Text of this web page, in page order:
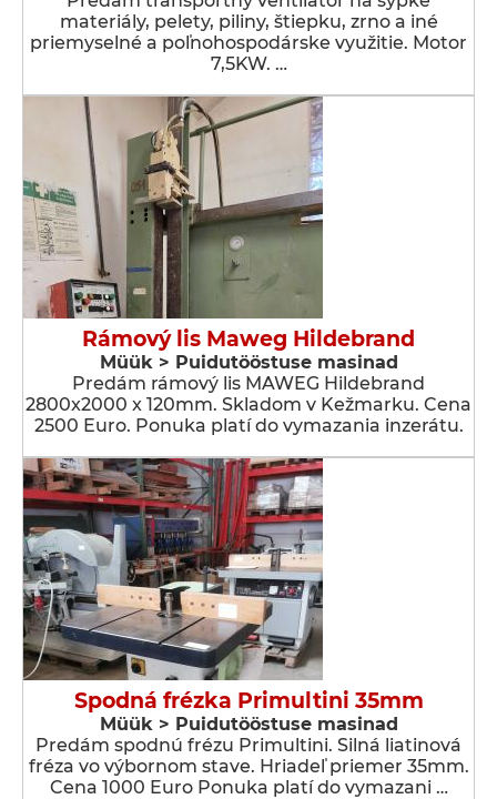
materiály, pelety, piliny, štiepku, zrno a iné
priemyselné a poľnohospodárske využitie. Motor
7,5KW. …
Rámový lis Maweg Hildebrand
Müük > Puidutööstuse masinad
Predám rámový lis MAWEG Hildebrand
2800x2000 x 120mm. Skladom v Kežmarku. Cena
2500 Euro. Ponuka platí do vymazania inzerátu.
Spodná frézka Primultini 35mm
Müük > Puidutööstuse masinad
Predám spodnú frézu Primultini. Silná liatinová
fréza vo výbornom stave. Hriadeľ priemer 35mm.
Cena 1000 Euro Ponuka platí do vymazani …